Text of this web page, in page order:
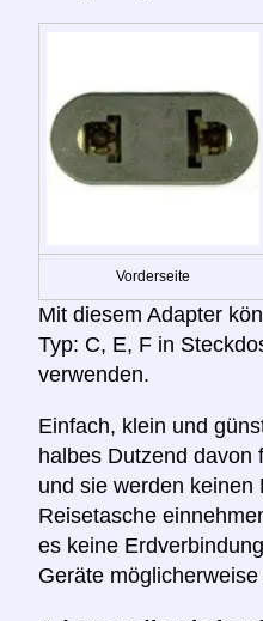
Vorderseite
Mit diesem Adapter
Typ: C, E, F in
verwenden.
Einfach, klein und
halbes Dutzend davon
und sie werden keinen
Reisetasche
es keine
Geräte